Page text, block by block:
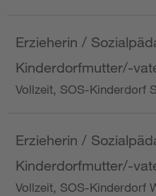
Erzieherin /
Kinderdorfmutter/-
Vollzeit, SOS-Kinderdorf
Erzieherin /
Kinderdorfmutter/-
Vollzeit, SOS-Kinderdorf